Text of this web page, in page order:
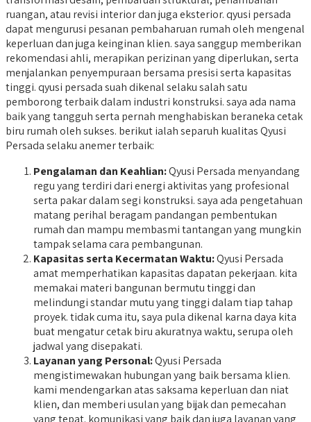
ruangan, atau revisi interior dan juga eksterior. qyusi persada
dapat mengurusi pesanan pembaharuan rumah oleh mengenal
keperluan dan juga keinginan klien. saya sanggup memberikan
rekomendasi ahli, merapikan perizinan yang diperlukan, serta
menjalankan penyempuraan bersama presisi serta kapasitas
tinggi. qyusi persada suah dikenal selaku salah satu
pemborong terbaik dalam industri konstruksi. saya ada nama
baik yang tangguh serta pernah menghabiskan beraneka cetak
biru rumah oleh sukses. berikut ialah separuh kualitas Qyusi
Persada selaku anemer terbaik:
Pengalaman dan Keahlian:Qyusi Persada menyandang
regu yang terdiri dari energi aktivitas yang profesional
serta pakar dalam segi konstruksi. saya ada pengetahuan
matang perihal beragam pandangan pembentukan
rumah dan mampu membasmi tantangan yang mungkin
tampak selama cara pembangunan.
Kapasitas serta Kecermatan Waktu:Qyusi Persada
amat memperhatikan kapasitas dapatan pekerjaan. kita
memakai materi bangunan bermutu tinggi dan
melindungi standar mutu yang tinggi dalam tiap tahap
proyek. tidak cuma itu, saya pula dikenal karna daya kita
buat mengatur cetak biru akuratnya waktu, serupa oleh
jadwal yang disepakati.
Layanan yang Personal:Qyusi Persada
mengistimewakan hubungan yang baik bersama klien.
kami mendengarkan atas saksama keperluan dan niat
klien, dan memberi usulan yang bijak dan pemecahan
yang tepat. komunikasi yang baik dan juga layanan yang